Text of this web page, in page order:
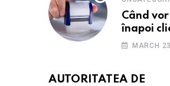
40 de lei
Când
înapoi
Euroins
toate
MARCH
AUTORITATEA DE